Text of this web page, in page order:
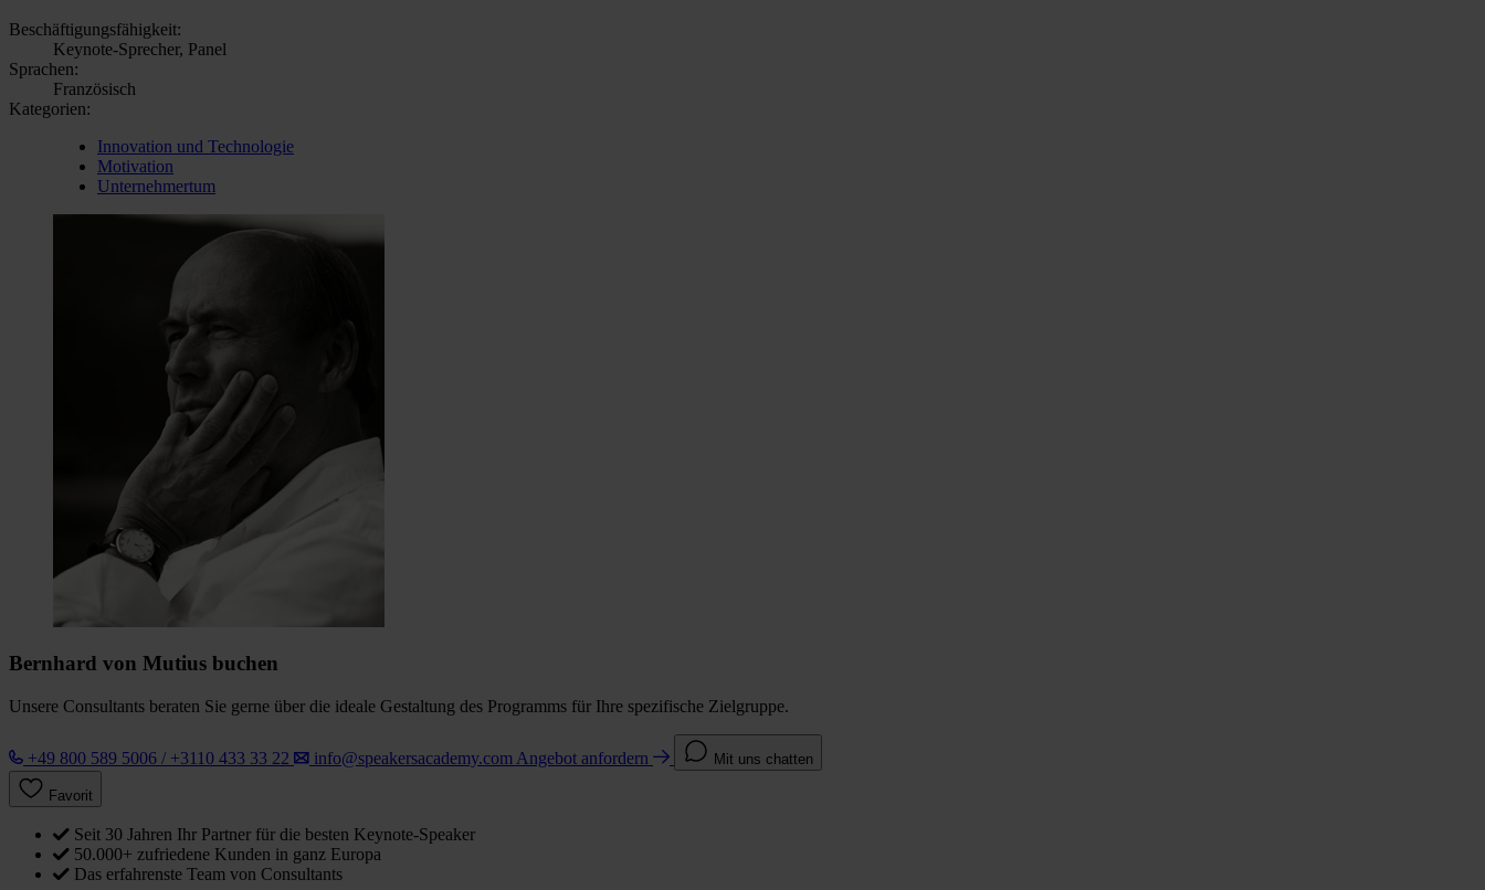
Beschäftigungsfähigkeit:
Keynote-Sprecher, Panel
Sprachen:
Französisch
Kategorien:
Innovation und Technologie
Motivation
Unternehmertum
Bernhard von Mutius buchen
Unsere Consultants beraten Sie gerne über die ideale Gestaltung des Programms für Ihre spezifische Zielgruppe.
+49 800 589 5006 / +3110 433 33 22 info@speakersacademy.com Angebot anfordern Mit uns chatten
Favorit
Seit 30 Jahren Ihr Partner für die besten Keynote-Speaker
50.000+ zufriedene Kunden in ganz Europa
Das erfahrenste Team von Consultants